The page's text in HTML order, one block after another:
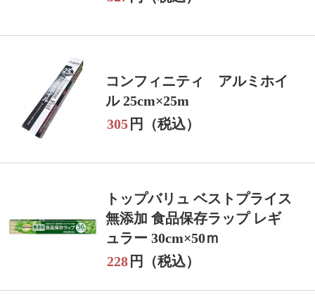
コンフィニティ アルミホイ
ル 25cm×25m
305 円（税込）
トップバリュ ベストプライス
無添加 食品保存ラップ レギ
ュラー 30cm×50ｍ
228 円（税込）